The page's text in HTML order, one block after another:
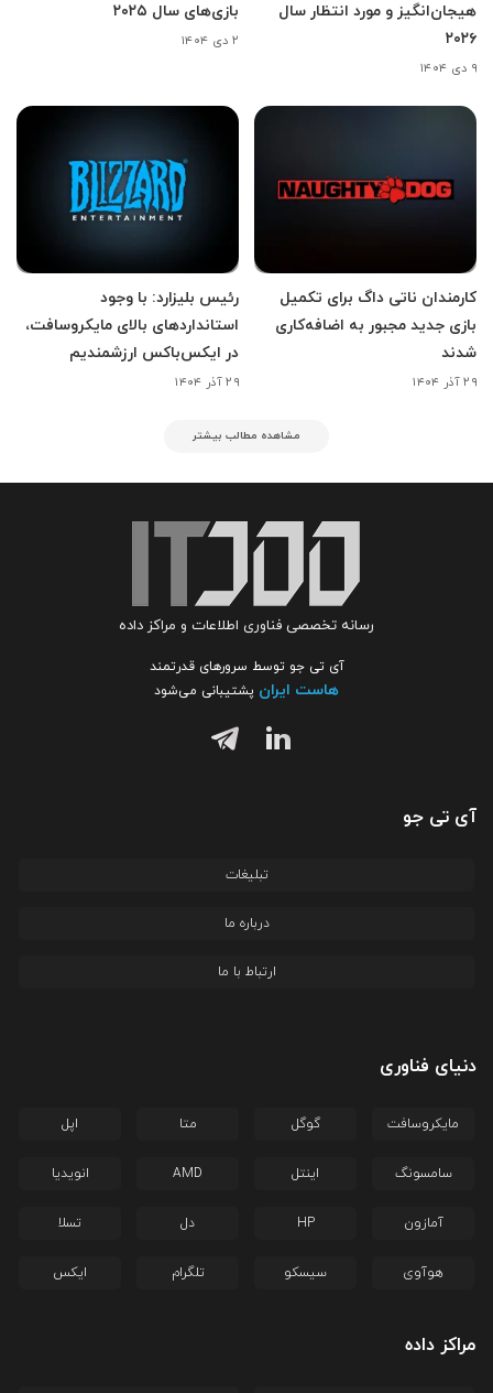
هیجان‌انگیز و مورد انتظار سال
۲۰۲۶
۹ دی ۱۴۰۴
بازی‌های سال ۲۰۲۵
۲ دی ۱۴۰۴
کارمندان ناتی داگ برای تکمیل
بازی جدید مجبور به اضافه‌کاری
شدند
۲۹ آذر ۱۴۰۴
رئیس بلیزارد: با وجود
استانداردهای بالای مایکروسافت،
در ایکس‌باکس ارزشمندیم
۲۹ آذر ۱۴۰۴
مشاهده مطالب بیشتر
رسانه تخصصی فناوری اطلاعات و مراکز داده
آی تی جو توسط سرورهای قدرتمند
هاست ایران پشتیبانی می‌شود
آی تی جو
تبلیغات
درباره ما
ارتباط با ما
دنیای فناوری
مایکروسافت گوگل متا اپل
سامسونگ اینتل AMD انویدیا
آمازون HP دل تسلا
هوآوی سیسکو تلگرام ایکس
مراکز داده